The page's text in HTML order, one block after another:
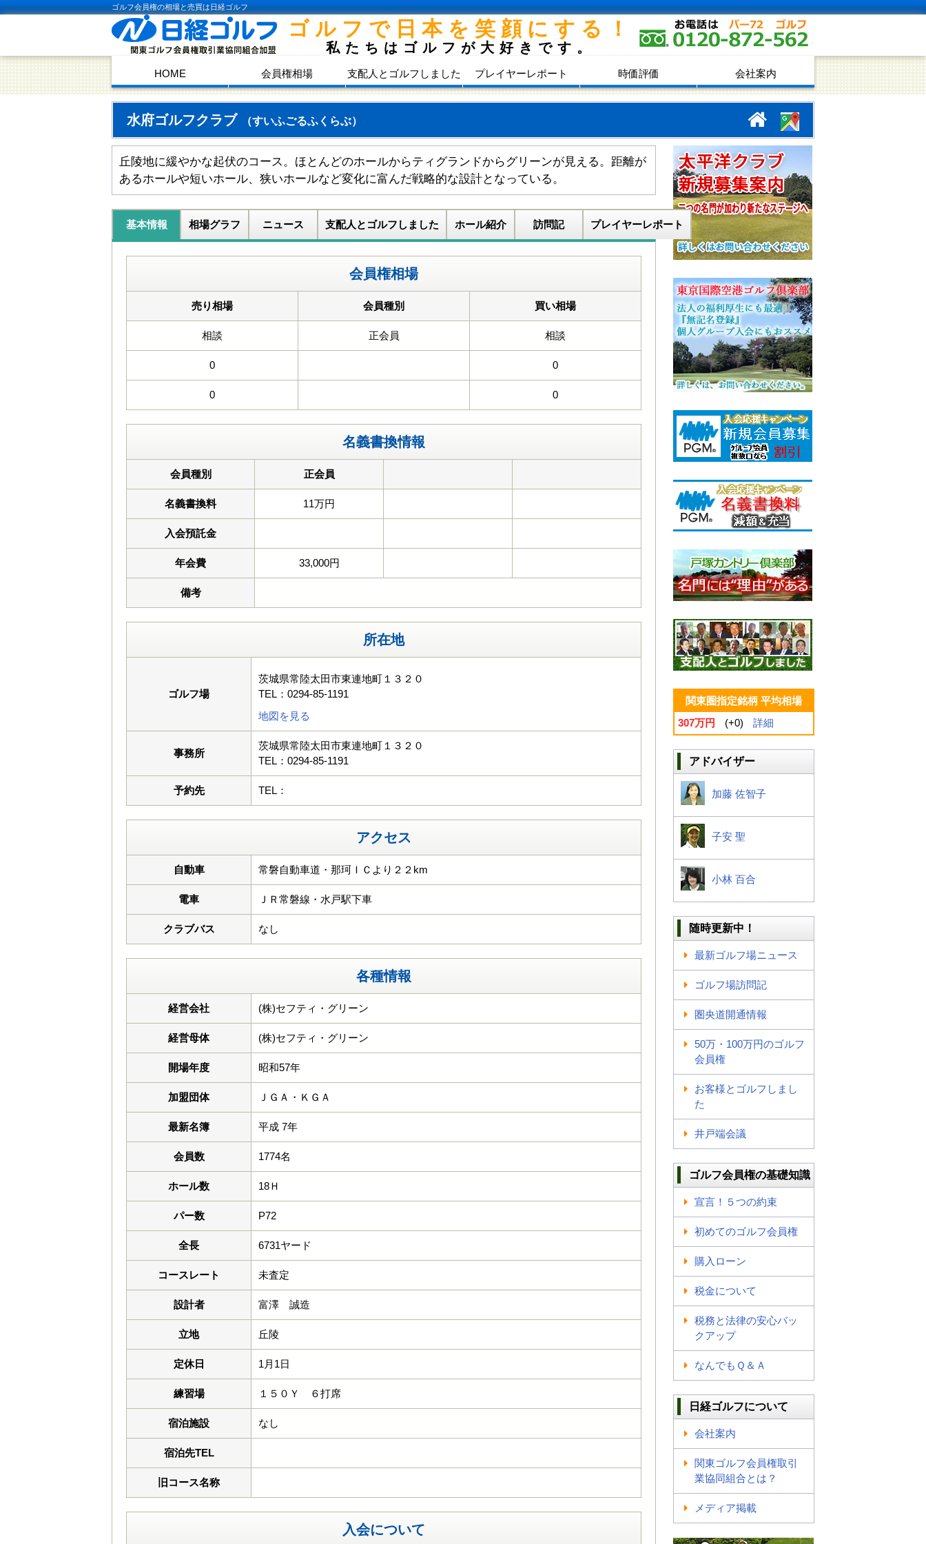
ゴルフ会員権の相場と売買は日経ゴルフ
ゴルフで日本を笑顔にする！
私たちはゴルフが大好きです。
HOME 会員権相場 支配人とゴルフしました プレイヤーレポート 時価評価 会社案内
水府ゴルフクラブ （すいふごるふくらぶ）
丘陵地に緩やかな起伏のコース。ほとんどのホールからティグランドからグリーンが見える。距離が
あるホールや短いホール、狭いホールなど変化に富んだ戦略的な設計となっている。
基本情報 相場グラフ ニュース 支配人とゴルフしました ホール紹介 訪問記 プレイヤーレポート
会員権相場
売り相場 会員種別 買い相場
相談 正会員 相談
0 0
0 0
名義書換情報
会員種別 正会員
名義書換料 11万円
入会預託金
年会費 33,000円
備考
所在地
ゴルフ場
茨城県常陸太田市東連地町１３２０
TEL：0294-85-1191
地図を見る
事務所
茨城県常陸太田市東連地町１３２０
TEL：0294-85-1191
予約先 TEL：
アクセス
自動車 常磐自動車道・那珂ＩＣより２２km
電車 ＪＲ常磐線・水戸駅下車
クラブバス なし
各種情報
経営会社 (株)セフティ・グリーン
経営母体 (株)セフティ・グリーン
開場年度 昭和57年
加盟団体 ＪＧＡ・ＫＧＡ
最新名簿 平成 7年
会員数 1774名
ホール数 18Ｈ
パー数 P72
全長 6731ヤード
コースレート 未査定
設計者 富澤 誠造
立地 丘陵
定休日 1月1日
練習場 １５０Ｙ ６打席
宿泊施設 なし
宿泊先TEL
旧コース名称
入会について
関東圏指定銘柄 平均相場
307万円
(+0) 詳細
アドバイザー
加藤 佐智子
子安 聖
小林 百合
随時更新中！
最新ゴルフ場ニュース
ゴルフ場訪問記
圏央道開通情報
50万・100万円のゴルフ
会員権
お客様とゴルフしまし
た
井戸端会議
ゴルフ会員権の基礎知識
宣言！５つの約束
初めてのゴルフ会員権
購入ローン
税金について
税務と法律の安心バッ
クアップ
なんでもＱ＆Ａ
日経ゴルフについて
会社案内
関東ゴルフ会員権取引
業協同組合とは？
メディア掲載